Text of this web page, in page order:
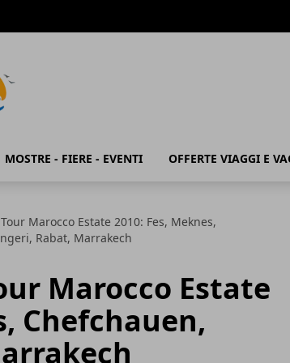
MOSTRE - FIERE - EVENTI OFFERTE VIAGGI E
Marocco Estate 2010: Fes, Meknes,
Rabat, Marrakech
Marocco Estate
Chefchauen,